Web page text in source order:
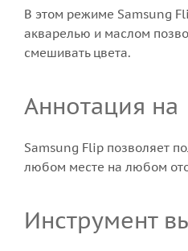
В этом режиме Samsung
акварелью и маслом
смешивать цвета.
Аннотация на
Samsung Flip позволяет
любом месте на любом
Инструмент